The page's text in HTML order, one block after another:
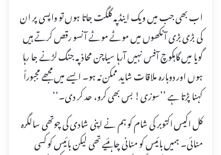
اب بھی جب میں ویک اینڈ پہ گلگت جاتا ہوں تو واپسی پر ان
کی بڑی بڑی آنکھوں میں موٹے موٹے آنسو رقص کرتے ہیں
گویا میں گاہکوچ آفس نہیں آرہا سیاچن محاذ پہ جنگ لڑنے جا رہا
ہوں اور دوبارہ ملاقات شاید ممکن نہ ہو۔ ایسے میں مجھے مجبوراً
کہنا پڑتا ہے ’’سوزی! بس بھی کرو، حد کر دی۔‘‘
کل اکیس اکتوبر کی شام کو ہم نے اپنی شادی کی چوتھی سالگرہ
منائی۔ ہمیں بائیس کو منانی چاہئیے تھی لیکن بائیس کو کسی